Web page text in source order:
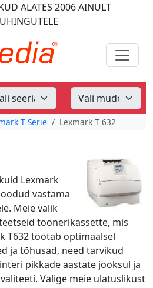
ALATES 2006AINULT
T Serie Lexmark T 632
Lexmark
vastama
Meie valik
toonerikassette, mis
T632 töötab optimaalsel
ja tõhusad, need tarvikud
pikkade aastate jooksul ja
Valige meie ulatuslikust